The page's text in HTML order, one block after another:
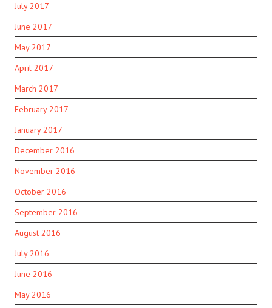
July 2017
June 2017
May 2017
April 2017
March 2017
February 2017
January 2017
December 2016
November 2016
October 2016
September 2016
August 2016
July 2016
June 2016
May 2016